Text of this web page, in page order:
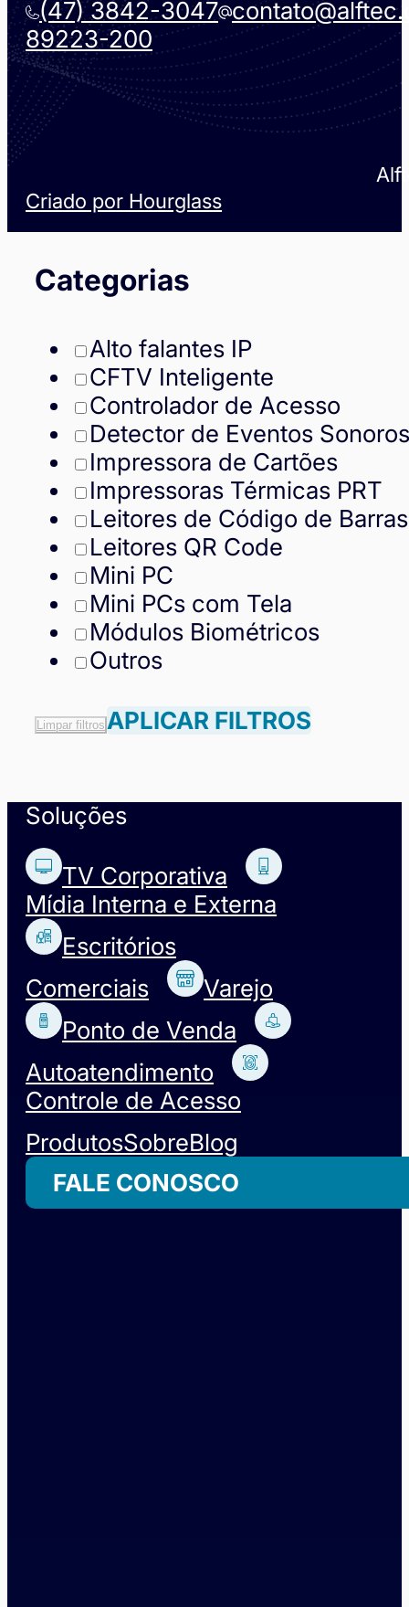
(47) 3842-3047
89223-200
Criado por Hourglass
Categorias
Alto falantes IP
CFTV Inteligente
Controlador de Acesso
Detector de Eventos Sonoros
Impressora de Cartões
Impressoras Térmicas PRT
Leitores de Código de Barras
Leitores QR Code
Mini PC
Mini PCs com Tela
Módulos Biométricos
Outros
Limpar filtros APLICAR FILTROS
Soluções
TV Corporativa
Mídia Interna e Externa
Escritórios
Comerciais
Varejo
Ponto de Venda
Autoatendimento
Controle de Acesso
ProdutosSobreBlog
FALE CONOSCO